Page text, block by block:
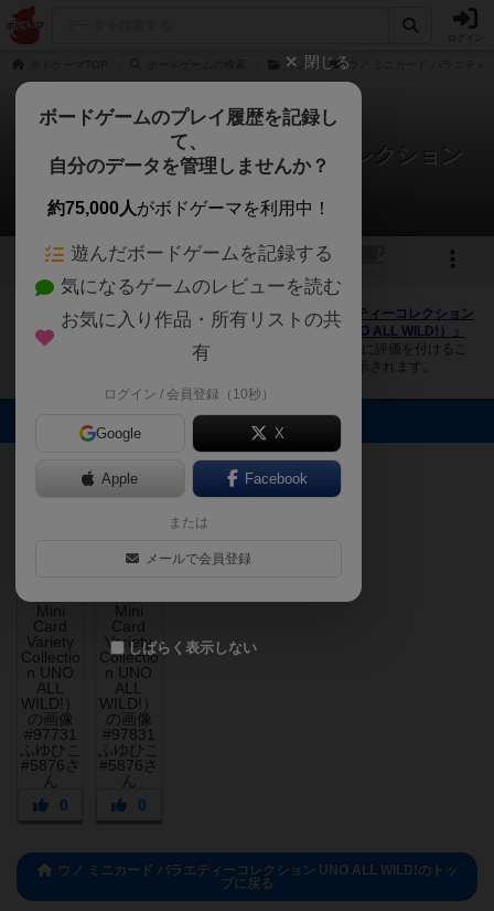
ウノ ウノ ミニカード バラエティ
ウノ ミニカード バラエティーコレクション
UNO ALL WILD!
2件の画像
2
ボドゲーマにログインすると、 「ウノ ミニカード バラエティーコレクション
UNO ALL WILD!（UNO Mini Card Variety Collection UNO ALL WILD!）」
の画像をアップロード出来たり、他のユーザーの投稿画像に評価を付けるこ
とができます。また、トップ6の画像は様々なページで表示されます。
0 0
ウノ ミニカード バラエティーコレクション UNO ALL WILD!のトッ
プに戻る
閉じる
ボードゲームのプレイ履歴を記録し
て、
自分のデータを管理しませんか？
約75,000人がボドゲーマを利用中！
遊んだボードゲームを記録する
気になるゲームのレビューを読む
お気に入り作品・所有リストの共
有
ログイン / 会員登録（10秒）
Google X
Apple Facebook
または
メールで会員登録
しばらく表示しない